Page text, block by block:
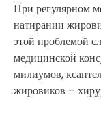
При регулярном
натирании
этой проблемой
медицинской
милиумов,
жировиков –